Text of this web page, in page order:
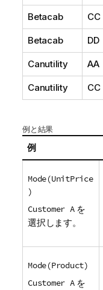
Betacab CC
Betacab DD
Canutility AA
Canutility CC
例と結果
例
Mode(UnitPrice
)
Customer Aを
選択します。
Mode(Product)
Customer Aを